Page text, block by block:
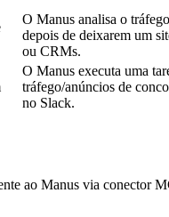
O Manus analisa o
depois de deixarem um
ou CRMs.
O Manus executa uma
tráfego/anúncios de
no Slack.
ao Manus via conector